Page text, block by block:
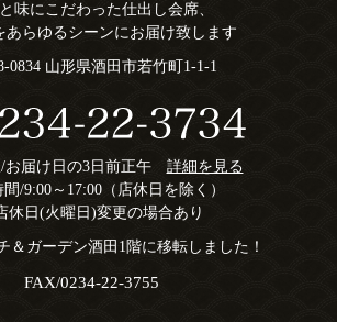
味にこだわった仕出し会席、
あらゆるシーンにお届け致します
0834 山形県酒田市若竹町1-1-1
お届け日の3日前正午 詳細を見る
/9:00～17:00（店休日を除く）
休日(火曜日)変更の場合あり
＆ガーデン酒田1階に移転しました！
FAX/0234-22-3755